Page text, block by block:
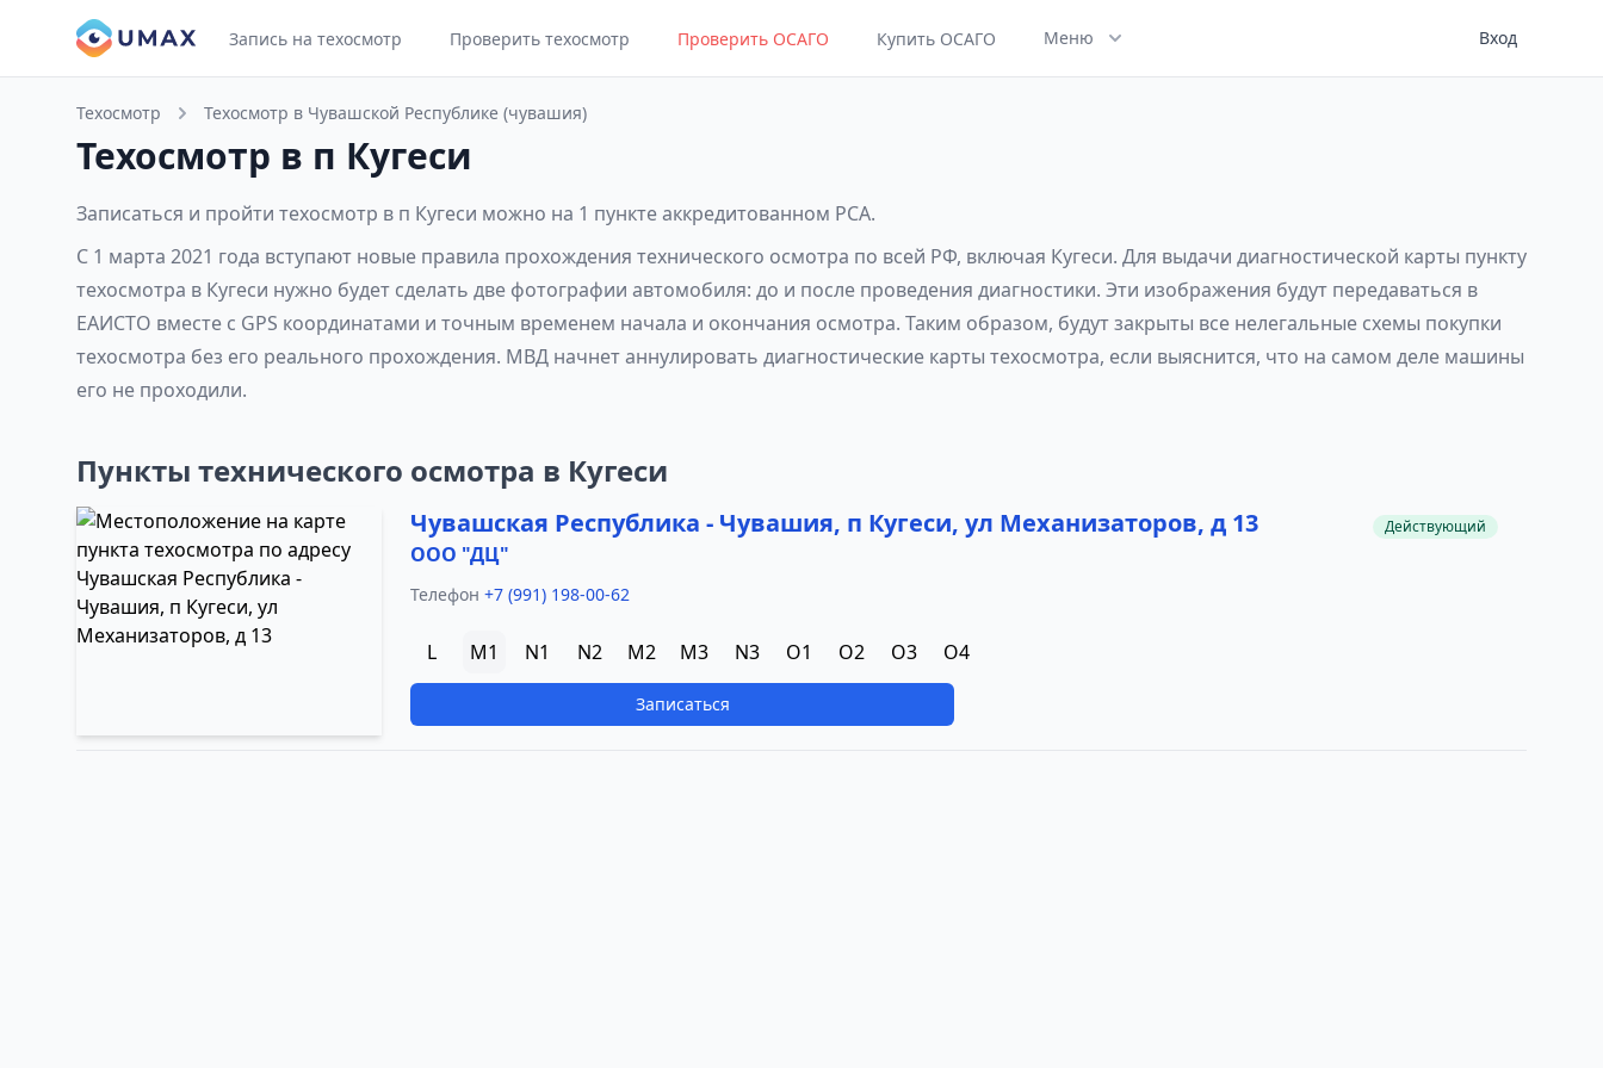
Запись на техосмотр Проверить техосмотр Проверить ОСАГО Купить ОСАГО Меню Вход
Техосмотр Техосмотр в Чувашской Республике (чувашия)
Техосмотр в п Кугеси
Записаться и пройти техосмотр в п Кугеси можно на 1 пункте аккредитованном РСА.
С 1 марта 2021 года вступают новые правила прохождения технического осмотра по всей РФ, включая Кугеси. Для выдачи диагностической карты пункту
техосмотра в Кугеси нужно будет сделать две фотографии автомобиля: до и после проведения диагностики. Эти изображения будут передаваться в
ЕАИСТО вместе с GPS координатами и точным временем начала и окончания осмотра. Таким образом, будут закрыты все нелегальные схемы покупки
техосмотра без его реального прохождения. МВД начнет аннулировать диагностические карты техосмотра, если выяснится, что на самом деле машины
его не проходили.
Пункты технического осмотра в Кугеси
Чувашская Республика - Чувашия, п Кугеси, ул Механизаторов, д 13
ООО "ДЦ"
Действующий
Телефон +7 (991) 198-00-62
L M1 N1 N2 M2 M3 N3 O1 O2 O3 O4
Записаться